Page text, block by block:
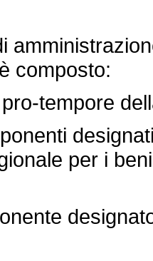
composto:
tempore
per i